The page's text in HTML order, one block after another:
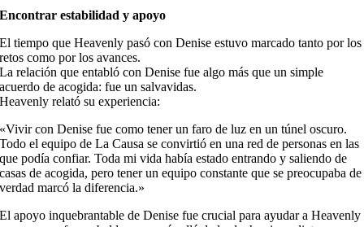
Encontrar estabilidad y apoyo
El tiempo que Heavenly pasó con Denise estuvo marcado tanto por los
retos como por los avances.
La relación que entabló con Denise fue algo más que un simple
acuerdo de acogida: fue un salvavidas.
Heavenly relató su experiencia:
«Vivir con Denise fue como tener un faro de luz en un túnel oscuro.
Todo el equipo de La Causa se convirtió en una red de personas en las
que podía confiar. Toda mi vida había estado entrando y saliendo de
casas de acogida, pero tener un equipo constante que se preocupaba de
verdad marcó la diferencia.»
El apoyo inquebrantable de Denise fue crucial para ayudar a Heavenly